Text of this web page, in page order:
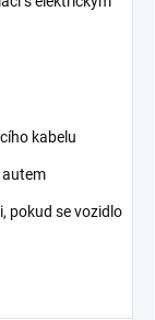
kabelu
autem
pokud se vozidlo